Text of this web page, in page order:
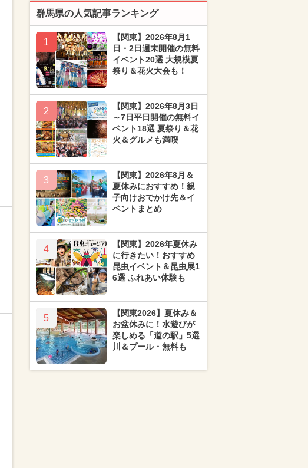
群馬県の人気記事ランキング
1
【関東】2026年8月1
日・2日週末開催の無料
イベント20選 大規模夏
祭り＆花火大会も！
2
【関東】2026年8月3日
～7日平日開催の無料イ
ベント18選 夏祭り＆花
火＆グルメも満喫
3
【関東】2026年8月＆
夏休みにおすすめ！親
子向けおでかけ先＆イ
ベントまとめ
4
【関東】2026年夏休み
に行きたい！おすすめ
昆虫イベント＆昆虫展1
6選 ふれあい体験も
5
【関東2026】夏休み＆
お盆休みに！水遊びが
楽しめる「道の駅」5選
川＆プール・無料も